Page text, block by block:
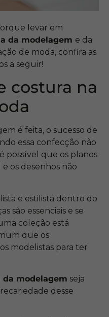
levar em
da modelagem e da
de moda, confira as
a seguir!
costura na
é feita, o sucesso de
essa confecção não
possível que os planos
os desenhos não
e estilista dentro do
são essenciais e se
coleção está
que os
modelistas para ter
modelagem seja
desse